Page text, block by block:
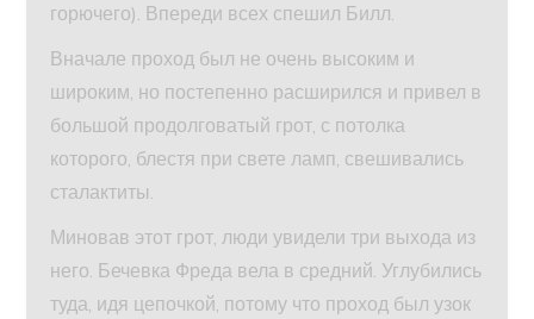
горючего). Впереди всех спешил Билл.
Вначале проход был не очень высоким и
широким, но постепенно расширился и привел в
большой продолговатый грот, с потолка
которого, блестя при свете ламп, свешивались
сталактиты.
Миновав этот грот, люди увидели три выхода из
него. Бечевка Фреда вела в средний. Углубились
туда, идя цепочкой, потому что проход был узок